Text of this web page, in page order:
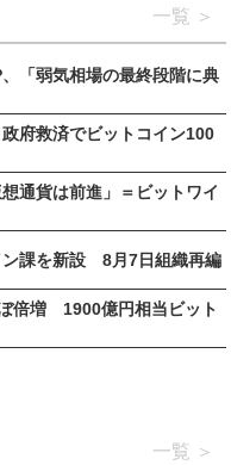
一覧
「弱気相場の最終段階に典
府救済でビットコイン100
通貨は前進」＝ビットワイ
ン課を新設 8月7日組織再編
倍増 1900億円相当ビット
一覧